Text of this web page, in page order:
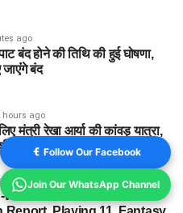
ago
बंद होने की तिथि की हुई घोषणा,
बंद
hours ago
मंत्री रेखा आर्या की कांवड़ यात्रा,
ago
Dream11 Prediction
Follow Our Facebook
Join Our WhatsApp Channel